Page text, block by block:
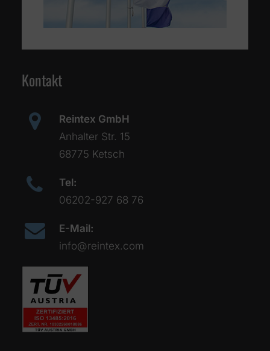
Kontakt
Reintex GmbH
Anhalter Str. 15
68775 Ketsch
Tel:
06202-927 68 76
E-Mail:
info@reintex.com